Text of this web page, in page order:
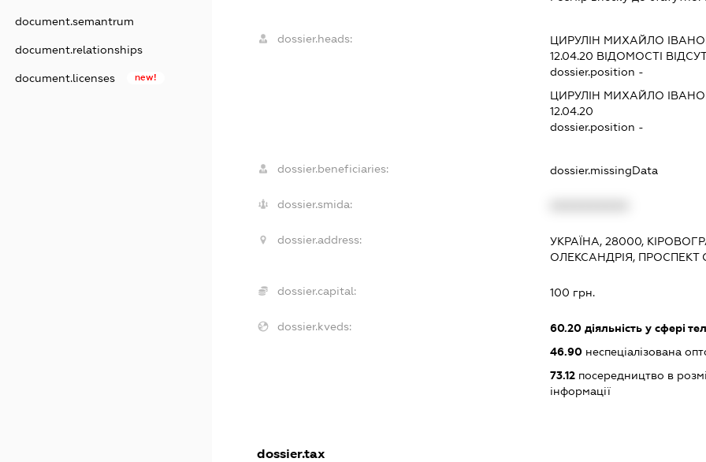
document.semantrum
document.relationships
document.licenses new!
dossier.heads: ЦИРУЛІН МИХАЙЛО
12.04.20 ВІДОМОСТІ
dossier.position -
ЦИРУЛІН МИХАЙЛО
12.04.20
dossier.position -
dossier.beneficiaries: dossier.missingData
dossier.smida:
dossier.address:
УКРАЇНА, 28000,
ОЛЕКСАНДРІЯ,
dossier.capital: 100 грн.
dossier.kveds: 60.20діяльність у сфері
46.90неспеціалізована
73.12посередництво в
інформації
dossier.tax